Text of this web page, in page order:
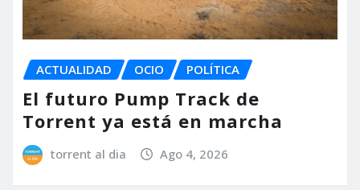
ACTUALIDAD OCIO POLÍTICA
El futuro Pump Track de
Torrent ya está en marcha
torrent al dia Ago 4, 2026